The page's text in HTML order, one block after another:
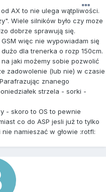
AX to nie ulega wątpliwości.
Wiele silników było czy moze
dobrze sprawują się.
więc nie wypowiadam się
dla trenerka o rozp 150cm.
jaki możemy sobie pozwolić
zadowolenie (lub nie) w czasie
znanego
strzela - sorki -
- skoro to OS to pewnie
co do ASP jesli już to tylko
namieszać w głowie :rotfl: